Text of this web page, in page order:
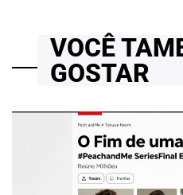
VOCÊ
GOSTAR